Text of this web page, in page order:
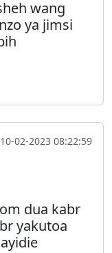
wang
ya jimsi
10-02-2023 08:22:59
dua kabr
yakutoa